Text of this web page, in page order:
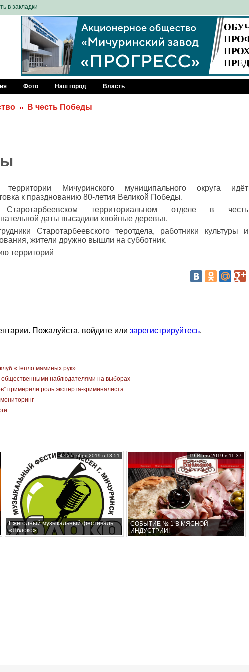
в закладки
Фото Наш город Власть
В честь Победы
Мичуринского муниципального округа идёт
к празднованию 80-летия Великой Победы.
территориальном отделе в честь
даты высадили хвойные деревья.
Старотарбеевского теротдела, работники культуры и
жители дружно вышли на субботник.
территорий
Пожалуйста, войдите или зарегистрируйтесь.
«Тепло маминых рук»
общественными наблюдателями на выборах
примерили роль эксперта-криминалиста
Ежегодный музыкальный фестиваль
«Яблоко»
4 Сентября 2019 в 13:51
СОБЫТИЕ № 1 В МЯСНОЙ
ИНДУСТРИИ!
19 Июля 2019 в 11:37